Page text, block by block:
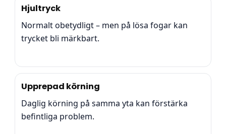
Hjultryck
Normalt obetydligt – men på lösa fogar kan
trycket bli märkbart.
Upprepad körning
Daglig körning på samma yta kan förstärka
befintliga problem.